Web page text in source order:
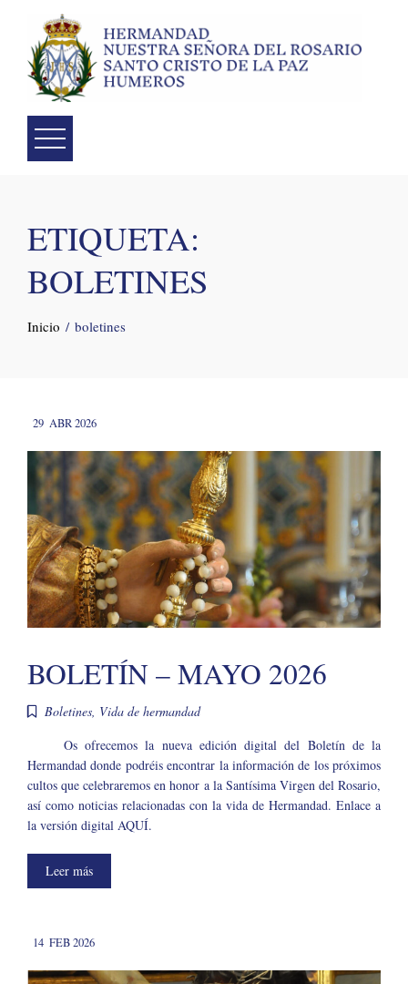
content
ETIQUETA:
BOLETINES
Inicio boletines
29 ABR 2026
BOLETÍN – MAYO 2026
Boletines Vida de hermandad
Os ofrecemos la nueva edición digital del Boletín de la
Hermandad donde podréis encontrar la información de los próximos
cultos que celebraremos en honor a la Santísima Virgen del Rosario,
así como noticias relacionadas con la vida de Hermandad. Enlace a
la versión digital AQUÍ.
Leer más
14 FEB 2026